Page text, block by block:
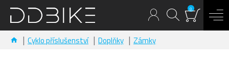
0
Cyklo příslušenství Doplňky Zámky